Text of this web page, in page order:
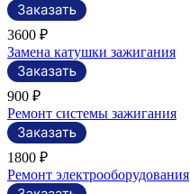
3600 ₽
Замена катушки зажигания
900 ₽
Ремонт системы зажигания
1800 ₽
Ремонт электрооборудования